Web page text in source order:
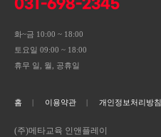
031-698-2345
화~금 10:00 ~ 18:00
토요일 09:00 ~ 18:00
휴무 일, 월, 공휴일
홈 이용약관 개인정보처리방침
(주)메타교육 인앤플레이